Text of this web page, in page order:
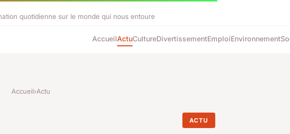
quotidienne sur le monde qui nous entoure
AccueilActuCultureDivertissementEmploiEnvironnement
Accueil›Actu
ACTU